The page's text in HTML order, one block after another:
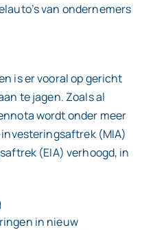
van ondernemers
is er vooral op gericht
te jagen. Zoals al
wordt onder meer
(MIA)
(EIA) verhoogd, in
in nieuw